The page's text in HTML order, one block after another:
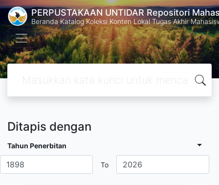
PERPUSTAKAAN UNTIDAR Repositori
Beranda Katalog Koleksi Konten Lokal Tugas Akhir
Ditapis dengan
Tahun Penerbitan
To